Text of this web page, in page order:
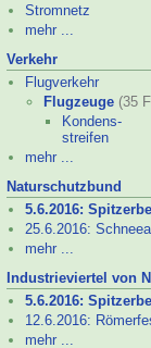
Stromnetz
mehr ...
Verkehr
Flugverkehr
Flugzeuge (35
Kondens-
streifen
mehr ...
Naturschutz­bund
5.6.2016:
25.6.2016:
mehr ...
Industrieviertel von
5.6.2016:
12.6.2016:
mehr ...